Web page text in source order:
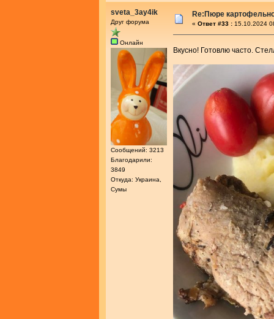
sveta_3ay4ik
Друг форума
Онлайн
Сообщений: 3213
Благодарили:
3849
Откуда: Украина,
Сумы
Re:Пюре
« Ответ #33 : 15.10.2024
Вкусно! Готовлю часто.